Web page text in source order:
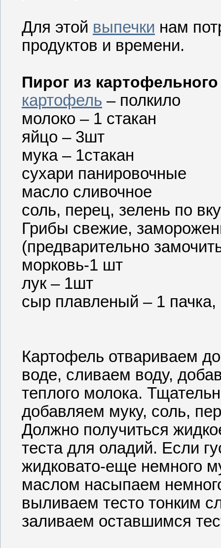
Для этой выпечки нам
продуктов и времени.
Пирог из картофельного
картофель – полкило
молоко – 1 стакан
яйцо – 3шт
мука – 1стакан
сухари панировочные
масло сливочное
соль, перец, зелень по
Грибы свежие,
(предварительно
морковь-1 шт
лук – 1шт
сыр плавленый – 1 пачка,
Картофель отвариваем
воде, сливаем воду,
теплого молока.
добавляем муку, соль,
Должно получиться
теста для оладий. Если
жидковато-еще немного
маслом насыпаем
выливаем тесто тонким
заливаем оставшимся